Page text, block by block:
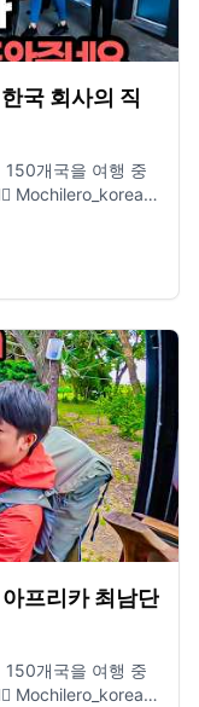
국 회사의 직
프리카 최남단